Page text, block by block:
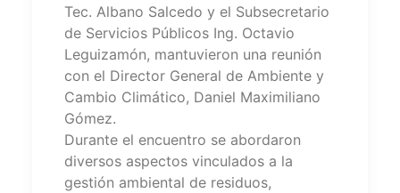
Tec. Albano Salcedo y el Subsecretario
de Servicios Públicos Ing. Octavio
Leguizamón, mantuvieron una reunión
con el Director General de Ambiente y
Cambio Climático, Daniel Maximiliano
Gómez.
Durante el encuentro se abordaron
diversos aspectos vinculados a la
gestión ambiental de residuos,